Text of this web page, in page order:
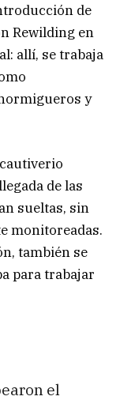
de
Rewilding en
allí, se trabaja
y
de las
sueltas, sin
monitoreadas.
también se
para trabajar
el